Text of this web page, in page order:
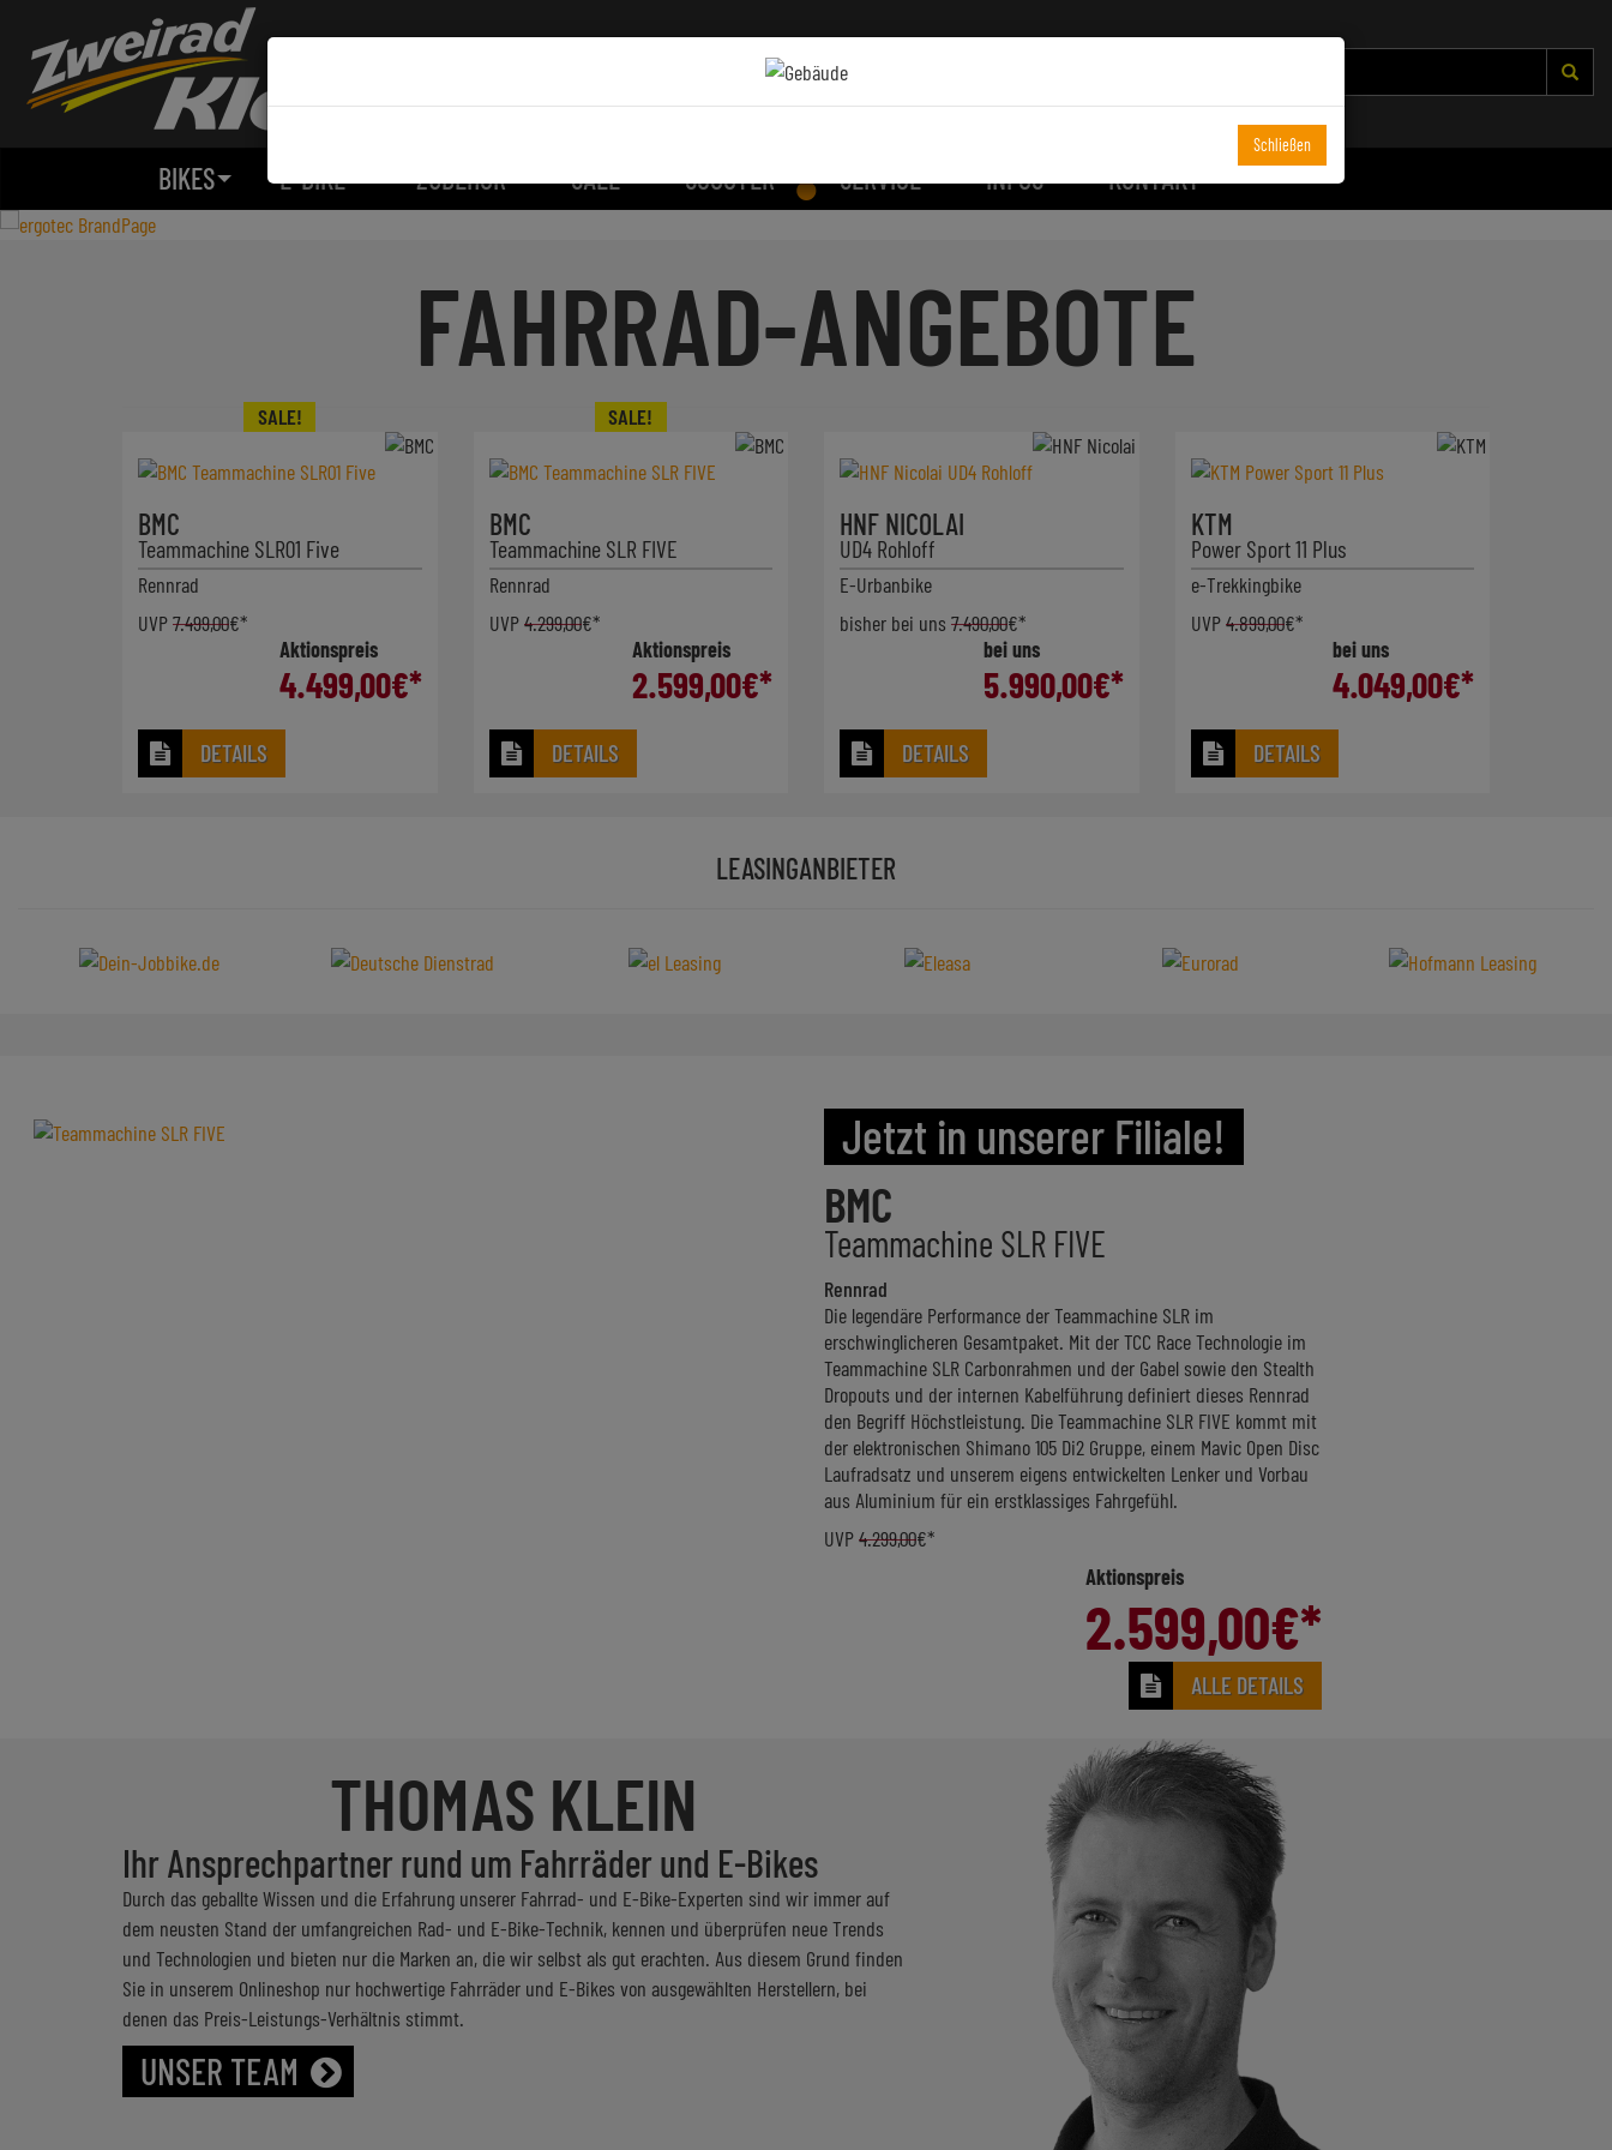
BIKES E-BIKE ZUBEHÖR SALE SCOOTER SERVICE INFOS KONTAKT
Schließen
FAHRRAD-ANGEBOTE
BMC
Teammachine SLR01 Five
Rennrad
UVP7.499,00€*
Aktionspreis
4.499,00€*
DETAILS
BMC
Teammachine SLR FIVE
Rennrad
UVP 4.299,00€*
Aktionspreis
2.599,00€*
DETAILS
HNF NICOLAI
UD4 Rohloff
E-Urbanbike
bisher bei uns 7.490,00€*
bei uns
5.990,00€*
DETAILS
KTM
Power Sport 11 Plus
e-Trekkingbike
UVP 4.899,00€*
bei uns
4.049,00€*
DETAILS
LEASINGANBIETER
Jetzt in unserer Filiale!
BMC
Teammachine SLR FIVE
Rennrad
Die legendäre Performance der Teammachine SLR im
erschwinglicheren Gesamtpaket. Mit der TCC Race Technologie im
Teammachine SLR Carbonrahmen und der Gabel sowie den Stealth
Dropouts und der internen Kabelführung definiert dieses Rennrad
den Begriff Höchstleistung. Die Teammachine SLR FIVE kommt mit
der elektronischen Shimano 105 Di2 Gruppe, einem Mavic Open Disc
Laufradsatz und unserem eigens entwickelten Lenker und Vorbau
aus Aluminium für ein erstklassiges Fahrgefühl.
UVP4.299,00€*
Aktionspreis
2.599,00€*
ALLE DETAILS
THOMAS KLEIN
Ihr Ansprechpartner rund um Fahrräder und E-Bikes
Durch das geballte Wissen und die Erfahrung unserer Fahrrad- und E-Bike-Experten sind wir immer auf
dem neusten Stand der umfangreichen Rad- und E-Bike-Technik, kennen und überprüfen neue Trends
und Technologien und bieten nur die Marken an, die wir selbst als gut erachten. Aus diesem Grund finden
Sie in unserem Onlineshop nur hochwertige Fahrräder und E-Bikes von ausgewählten Herstellern, bei
denen das Preis-Leistungs-Verhältnis stimmt.
UNSER TEAM